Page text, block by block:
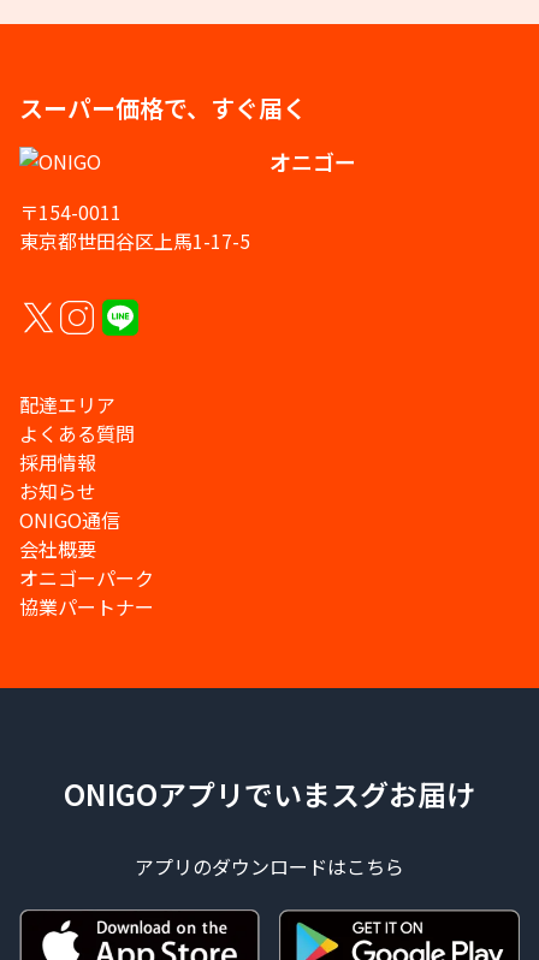
スーパー価格で、すぐ届く
オニゴー
〒154-0011
東京都世田谷区上馬1-17-5
配達エリア
よくある質問
採用情報
お知らせ
ONIGO通信
会社概要
オニゴーパーク
協業パートナー
ONIGOアプリでいまスグお届け
アプリのダウンロードはこちら